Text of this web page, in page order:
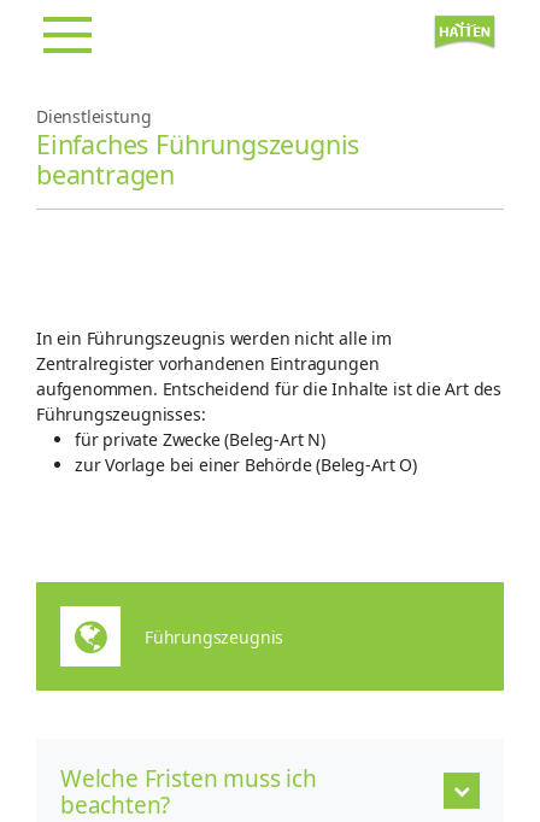
Dienstleistung
Einfaches Führungszeugnis
beantragen
In ein Führungszeugnis werden nicht alle im
Zentralregister vorhandenen Eintragungen
aufgenommen. Entscheidend für die Inhalte ist die Art des
Führungszeugnisses:
für private Zwecke (Beleg-Art N)
zur Vorlage bei einer Behörde (Beleg-Art O)
Führungszeugnis
Welche Fristen muss ich
beachten?